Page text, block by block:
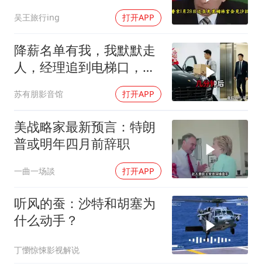
吴王旅行ing 打开APP
降薪名单有我，我默默走
人，经理追到电梯口，见
苏有朋影音馆 打开APP
美战略家最新预言：特朗
普或明年四月前辞职
一曲一场談 打开APP
听风的蚕：沙特和胡塞为
什么动手？
丁懰惊悚影视解说